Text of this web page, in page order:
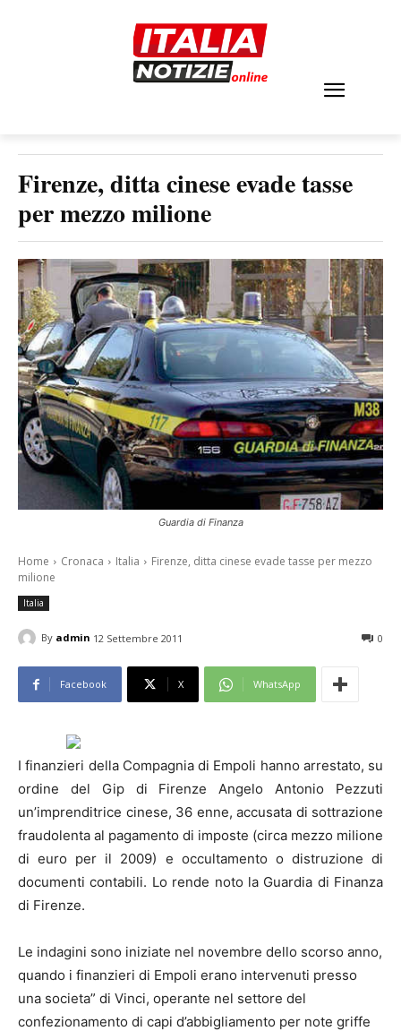
Firenze, ditta cinese evade tasse
per mezzo milione
Guardia di Finanza
Home Cronaca Italia
Firenze, ditta cinese evade tasse per mezzo
milione
Italia
By admin 12 Settembre 2011 0
Facebook X WhatsApp
I finanzieri della Compagnia di Empoli hanno arrestato, su
ordine del Gip di Firenze Angelo Antonio Pezzuti
un’imprenditrice cinese, 36 enne, accusata di sottrazione
fraudolenta al pagamento di imposte (circa mezzo milione
di euro per il 2009) e occultamento o distruzione di
documenti contabili. Lo rende noto la Guardia di Finanza
di Firenze.
Le indagini sono iniziate nel novembre dello scorso anno,
quando i finanzieri di Empoli erano intervenuti presso
una societa” di Vinci, operante nel settore del
confezionamento di capi d’abbigliamento per note griffe